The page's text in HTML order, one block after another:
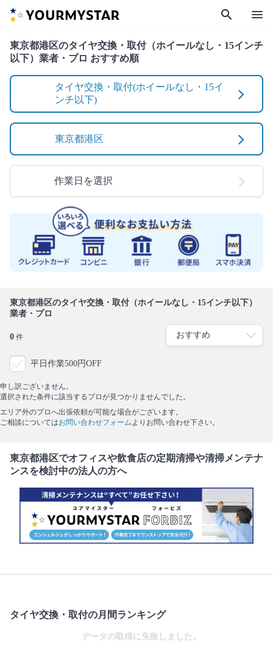
search menu
東京都港区のタイヤ交換・取付（ホイールなし・15インチ
以下）業者・プロ おすすめ順
タイヤ交換・取付(ホイールなし・15イ
ンチ以下)
東京都港区
作業日を選択
東京都港区のタイヤ交換・取付（ホイールなし・15インチ以下）
業者・プロ
0 件
平日作業500円OFF
申し訳ございません。
選択された条件に該当するプロが見つかりませんでした。
エリア外のプロへ出張依頼が可能な場合がございます。
ご相談についてはお問い合わせフォーム よりお問い合わせ下さい。
東京都港区でオフィスや飲食店の定期清掃や清掃メンテナ
ンスを検討中の法人の方へ
タイヤ交換・取付の月間ランキング
データの取得に失敗しました。